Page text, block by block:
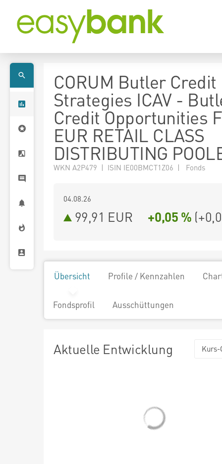
CORUM Butler Credit
Strategies ICAV -
Credit Opportunities
EUR RETAIL CLASS
DISTRIBUTING
WKN A2P479 | ISIN IE00BMCT1Z06 | Fonds
04.08.26
99,91 EUR +0,05 % (
Übersicht Profile / Kennzahlen
Fondsprofil Ausschüttungen
Aktuelle Entwicklung Kurs-